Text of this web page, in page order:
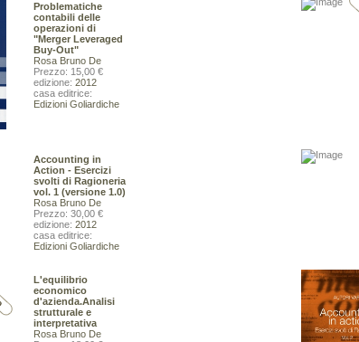
(PN), Risorgive di
Monte Matajur
Stefano
Keys to the lichens.1. Terricolous species
Problematiche
contabili delle
operazioni di
"Merger Leveraged
Buy-Out"
Rosa Bruno De
Prezzo: 15,00 €
edizione: 2012
casa editrice:
Edizioni Goliardiche
Accounting in
Action - Esercizi
svolti di Ragioneria
vol. 1 (versione 1.0)
Rosa Bruno De
Prezzo: 30,00 €
edizione: 2012
casa editrice:
Edizioni Goliardiche
L'equilibrio
economico
d'azienda.Analisi
strutturale e
interpretativa
Rosa Bruno De